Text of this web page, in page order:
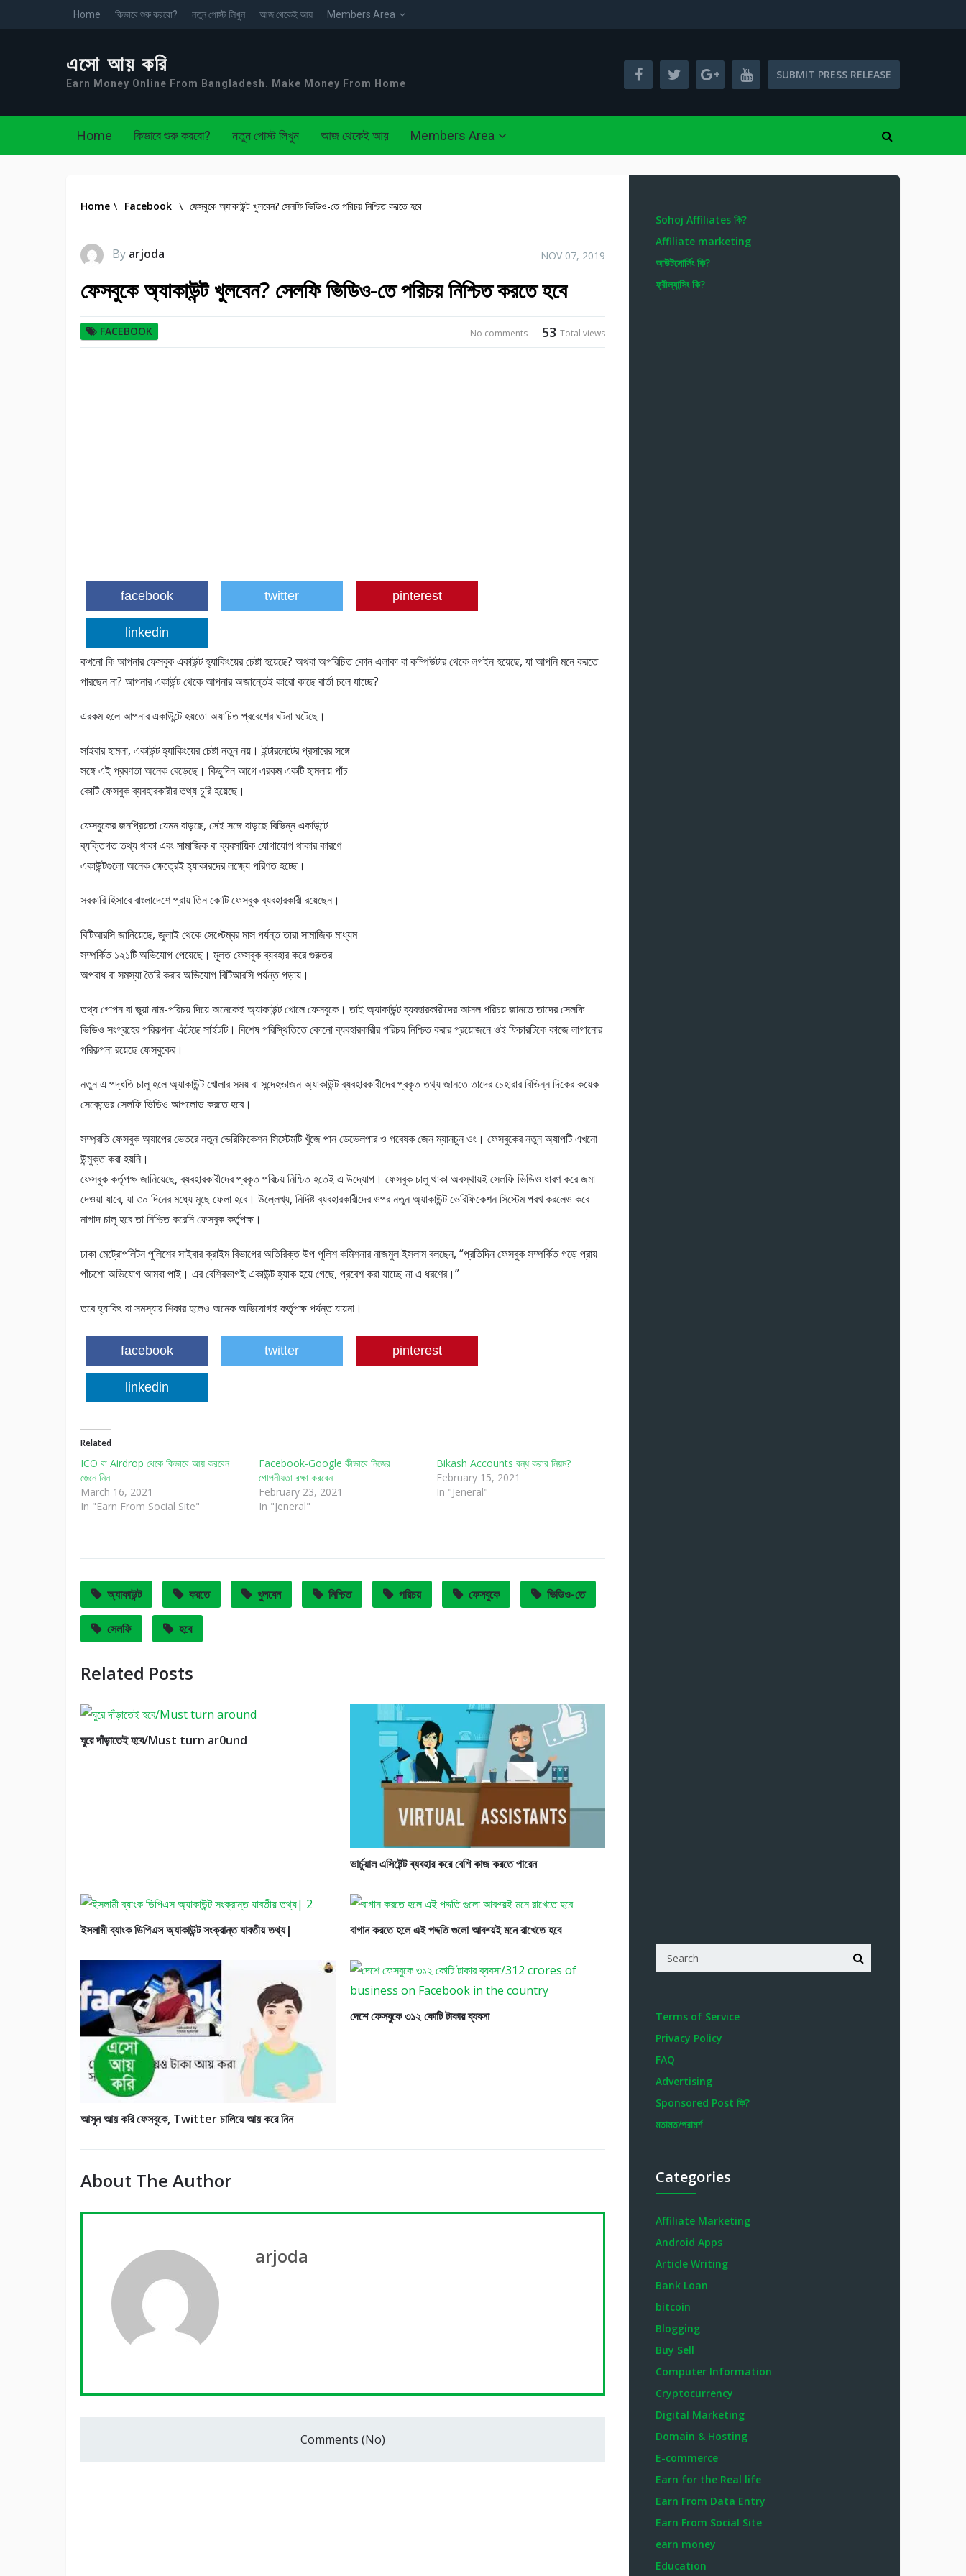
Home কিভাবে শুরু করবো? নতুন পোস্ট লিখুন আজ থেকেই আয় Members Area
এসো আয় করি
Earn Money Online From Bangladesh. Make Money From Home
SUBMIT PRESS RELEASE
Home কিভাবে শুরু করবো? নতুন পোস্ট লিখুন আজ থেকেই আয় Members Area
Home \ Facebook \ ফেসবুকে অ্যাকাউন্ট খুলবেন? সেলফি ভিডিও-তে পরিচয় নিশ্চিত করতে হবে
By arjoda NOV 07, 2019
ফেসবুকে অ্যাকাউন্ট খুলবেন? সেলফি ভিডিও-তে পরিচয় নিশ্চিত করতে হবে
FACEBOOK 53 Total views
No comments
facebook twitter pinterest
linkedin
কখনো কি আপনার ফেসবুক একাউন্ট হ্যাকিংয়ের চেষ্টা হয়েছে? অথবা অপরিচিত কোন এলাকা বা কম্পিউটার থেকে লগইন হয়েছে, যা আপনি মনে করতে
পারছেন না? আপনার একাউন্ট থেকে আপনার অজান্তেই কারো কাছে বার্তা চলে যাচ্ছে?
এরকম হলে আপনার একাউন্টে হয়তো অযাচিত প্রবেশের ঘটনা ঘটেছে।
সাইবার হামলা, একাউন্ট হ্যাকিংয়ের চেষ্টা নতুন নয়। ইন্টারনেটের প্রসারের সঙ্গে
সঙ্গে এই প্রবণতা অনেক বেড়েছে। কিছুদিন আগে এরকম একটি হামলায় পাঁচ
কোটি ফেসবুক ব্যবহারকারীর তথ্য চুরি হয়েছে।
ফেসবুকের জনপ্রিয়তা যেমন বাড়ছে, সেই সঙ্গে বাড়ছে বিভিন্ন একাউন্টে
ব্যক্তিগত তথ্য থাকা এবং সামাজিক বা ব্যবসায়িক যোগাযোগ থাকার কারণে
একাউন্টগুলো অনেক ক্ষেত্রেই হ্যাকারদের লক্ষ্যে পরিণত হচ্ছে।
সরকারি হিসাবে বাংলাদেশে প্রায় তিন কোটি ফেসবুক ব্যবহারকারী রয়েছেন।
বিটিআরসি জানিয়েছে, জুলাই থেকে সেপ্টেম্বর মাস পর্যন্ত তারা সামাজিক মাধ্যম
সম্পর্কিত ১২১টি অভিযোগ পেয়েছে। মূলত ফেসবুক ব্যবহার করে গুরুতর
অপরাধ বা সমস্যা তৈরি করার অভিযোগ বিটিআরসি পর্যন্ত গড়ায়।
তথ্য গোপন বা ভুয়া নাম-পরিচয় দিয়ে অনেকেই অ্যাকাউন্ট খোলে ফেসবুকে। তাই অ্যাকাউন্ট ব্যবহারকারীদের আসল পরিচয় জানতে তাদের সেলফি
ভিডিও সংগ্রহের পরিকল্পনা এঁটেছে সাইটটি। বিশেষ পরিস্থিতিতে কোনো ব্যবহারকারীর পরিচয় নিশ্চিত করার প্রয়োজনে ওই ফিচারটিকে কাজে লাগানোর
পরিকল্পনা রয়েছে ফেসবুকের।
নতুন এ পদ্ধতি চালু হলে অ্যাকাউন্ট খোলার সময় বা সন্দেহভাজন অ্যাকাউন্ট ব্যবহারকারীদের প্রকৃত তথ্য জানতে তাদের চেহারার বিভিন্ন দিকের কয়েক
সেকেন্ডের সেলফি ভিডিও আপলোড করতে হবে।
সম্প্রতি ফেসবুক অ্যাপের ভেতরে নতুন ভেরিফিকেশন সিস্টেমটি খুঁজে পান ডেভেলপার ও গবেষক জেন ম্যানচুন ওং। ফেসবুকের নতুন অ্যাপটি এখনো
উন্মুক্ত করা হয়নি।
ফেসবুক কর্তৃপক্ষ জানিয়েছে, ব্যবহারকারীদের প্রকৃত পরিচয় নিশ্চিত হতেই এ উদ্যোগ। ফেসবুক চালু থাকা অবস্থায়ই সেলফি ভিডিও ধারণ করে জমা
দেওয়া যাবে, যা ৩০ দিনের মধ্যে মুছে ফেলা হবে। উল্লেখ্য, নির্দিষ্ট ব্যবহারকারীদের ওপর নতুন অ্যাকাউন্ট ভেরিফিকেশন সিস্টেম পরখ করলেও কবে
নাগাদ চালু হবে তা নিশ্চিত করেনি ফেসবুক কর্তৃপক্ষ।
ঢাকা মেট্রোপলিটন পুলিশের সাইবার ক্রাইম বিভাগের অতিরিক্ত উপ পুলিশ কমিশনার নাজমুল ইসলাম বলছেন, “প্রতিদিন ফেসবুক সম্পর্কিত গড়ে প্রায়
পাঁচশো অভিযোগ আমরা পাই। এর বেশিরভাগই একাউন্ট হ্যাক হয়ে গেছে, প্রবেশ করা যাচ্ছে না এ ধরণের।”
তবে হ্যাকিং বা সমস্যার শিকার হলেও অনেক অভিযোগই কর্তৃপক্ষ পর্যন্ত যায়না।
facebook twitter pinterest
linkedin
Related
ICO বা Airdrop থেকে কিভাবে আয় করবেন
জেনে নিন
March 16, 2021
In "Earn From Social Site"
Facebook-Google কীভাবে নিজের
গোপনীয়তা রক্ষা করবেন
February 23, 2021
In "Jeneral"
Bikash Accounts বন্ধ করার নিয়ম?
February 15, 2021
In "Jeneral"
অ্যাকাউন্ট করতে খুলবেন নিশ্চিত পরিচয় ফেসবুকে ভিডিও-তে
সেলফি হবে
Related Posts
ঘুরে দাঁড়াতেই হবে/Must turn ar0und
ভার্চুয়াল এসিষ্টেন্ট ব্যবহার করে বেশি কাজ করতে পারেন
ইসলামী ব্যাংক ডিপিএস অ্যাকাউন্ট সংক্রান্ত যাবতীয় তথ্য| বাগান করতে হলে এই পদ্দতি গুলো আবশ্য়ই মনে রাখেতে হবে
আসুন আয় করি ফেসবুকে, Twitter চালিয়ে আয় করে নিন
দেশে ফেসবুকে ৩১২ কোটি টাকার ব্যবসা
About The Author
arjoda
Comments (No)
Sohoj Affiliates কি?
Affiliate marketing
আউটসোর্সিং কি?
ফ্রীল্যান্সিং কি?
Terms of Service
Privacy Policy
FAQ
Advertising
Sponsored Post কি?
মতামত/পরামর্শ
Categories
Affiliate Marketing
Android Apps
Article Writing
Bank Loan
bitcoin
Blogging
Buy Sell
Computer Information
Cryptocurrency
Digital Marketing
Domain & Hosting
E-commerce
Earn for the Real life
Earn From Data Entry
Earn From Social Site
earn money
Education